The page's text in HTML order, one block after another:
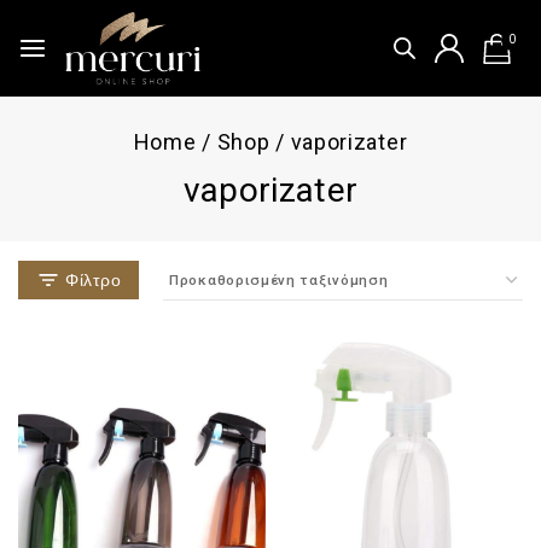
0
Home / Shop / vaporizater
vaporizater
Φίλτρο